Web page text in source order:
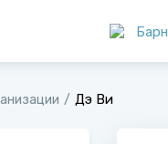
Дэ Ви